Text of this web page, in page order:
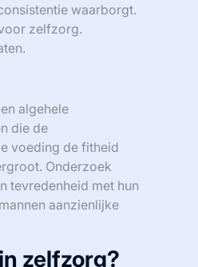
waarborgt.
zelfzorg.
algehele
die de
voeding de fitheid
Onderzoek
tevredenheid met hun
aanzienlijke
zelfzorg?